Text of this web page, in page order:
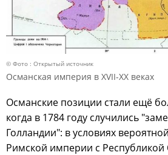
© Фото : Открытый источник
Османская империя в XVII-XX веках
Османские позиции стали ещё
когда в 1784 году случились
Голландии": в условиях
Римской империи с